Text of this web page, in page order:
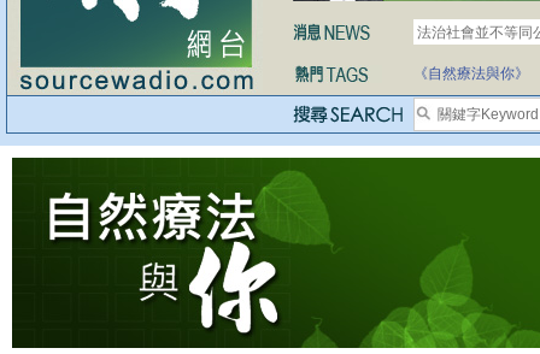
法治社會並不等同
自家教育合法化-
《自然療法與你》